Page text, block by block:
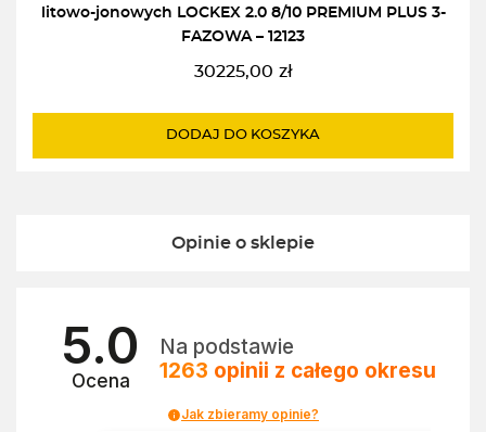
litowo-jonowych LOCKEX 2.0 8/10 PREMIUM PLUS 3-
FAZOWA – 12123
30225,00 zł
DODAJ DO KOSZYKA
Opinie o sklepie
5.0
Ocena
Na podstawie
1263 opinii z całego okresu
Jak zbieramy opinie?